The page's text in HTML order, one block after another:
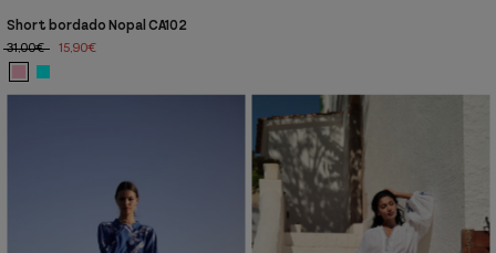
Short bordado Nopal CA102
31,00€
15,90€